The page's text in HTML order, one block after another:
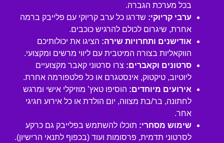
בכל מערכת הגברה.
ערבי קריוקי: שדרגו כל ערב קריוקי עם פלייבק ברמה
אחרת, שיגרום לכולם להרגיש כוכבים.
אודישנים ותחרויות שירה: הציגו את יכולותיכם
הווקאליות בצורה המיטבית עם ליווי מרשים ומקצועי.
סרטונים וקאברים: צרו סרטוני קאבר מקצועיים
ליוטיוב, טיקטוק, אינסטגרם או כל פלטפורמה אחרת.
אירועים מיוחדים: הוסיפו טאץ’ מוזיקלי אישי ומרגש
לחתונה, בר/בת מצווה, יום הולדת או כל אירוע חגיגי
אחר.
שימוש מסחרי: תוכלו להשתמש בפלייבק גם כרקע
לסרטוני תדמית, פרסומות ועוד (בכפוף לתנאי הרישיון).